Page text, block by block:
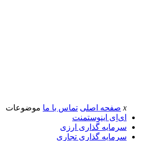
x صفحه اصلی تماس با ما موضوعات
ای‌اِی اینوستمنت
سرمایه گذاری ارزی
سرمایه گذاری تجاری